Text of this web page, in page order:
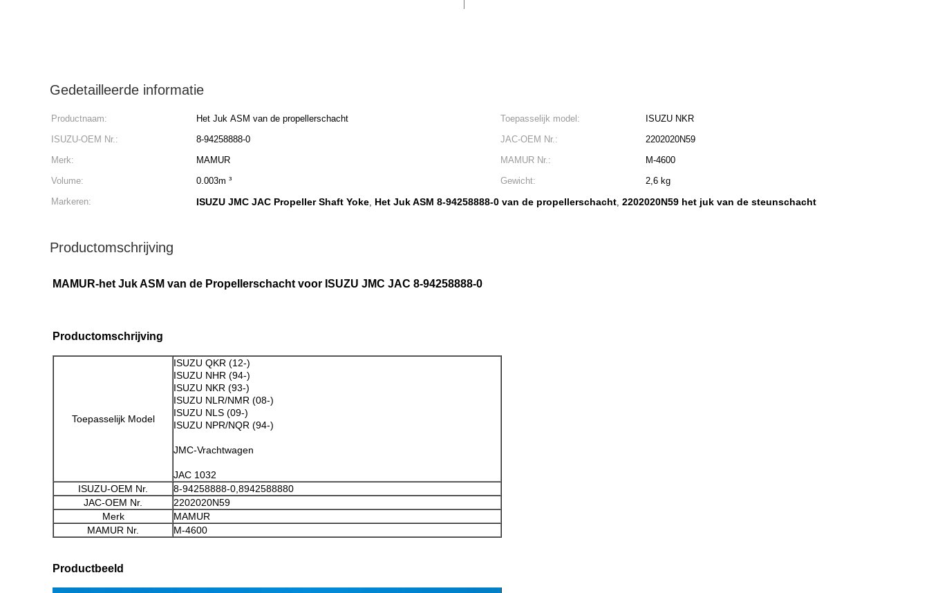
Gedetailleerde informatie
Productnaam: Het Juk ASM van de propellerschacht Toepasselijk model:
ISUZU NKR
ISUZU-OEM Nr.:
8-94258888-0 JAC-OEM Nr.:
2202020N59
Merk:
MAMUR MAMUR Nr.:
M-4600
Volume:
0.003m ³ Gewicht:
2,6 kg
Markeren:
ISUZU JMC JAC Propeller Shaft Yoke, Het Juk ASM 8-94258888-0 van de propellerschacht, 2202020N59 het juk van de steunschacht
Productomschrijving
MAMUR-het Juk ASM van de Propellerschacht voor ISUZU JMC JAC 8-94258888-0
Productomschrijving
Toepasselijk Model
ISUZU QKR (12-)
ISUZU NHR (94-)
ISUZU NKR (93-)
ISUZU NLR/NMR (08-)
ISUZU NLS (09-)
ISUZU NPR/NQR (94-)
JMC-Vrachtwagen
JAC 1032
ISUZU-OEM Nr.
8-94258888-0,8942588880
JAC-OEM Nr.
2202020N59
Merk
MAMUR
MAMUR Nr.
M-4600
Productbeeld